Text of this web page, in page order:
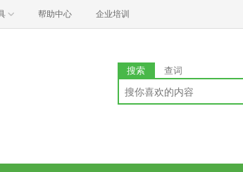
帮助中心 企业培训
搜索 查词